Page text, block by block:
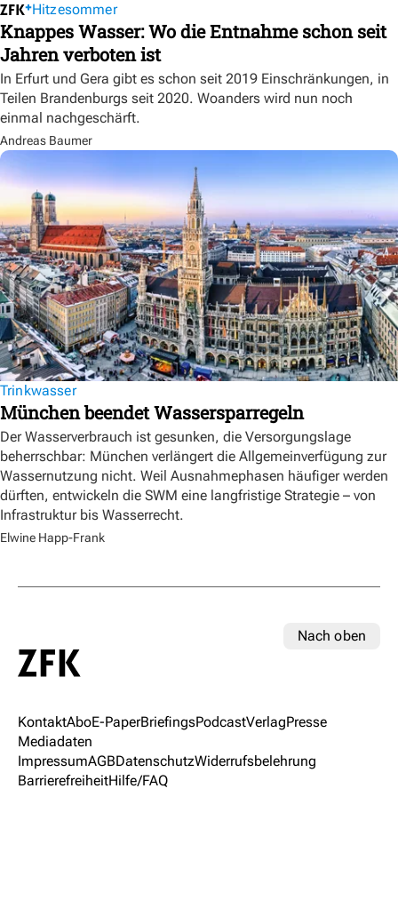
Hitzesommer
Knappes Wasser: Wo die Entnahme schon seit
Jahren verboten ist
In Erfurt und Gera gibt es schon seit 2019 Einschränkungen, in
Teilen Brandenburgs seit 2020. Woanders wird nun noch
einmal nachgeschärft.
Andreas Baumer
Trinkwasser
München beendet Wassersparregeln
Der Wasserverbrauch ist gesunken, die Versorgungslage
beherrschbar: München verlängert die Allgemeinverfügung zur
Wassernutzung nicht. Weil Ausnahmephasen häufiger werden
dürften, entwickeln die SWM eine langfristige Strategie – von
Infrastruktur bis Wasserrecht.
Elwine Happ-Frank
Nach oben
KontaktAboE-PaperBriefingsPodcastVerlagPresse
Mediadaten
ImpressumAGBDatenschutzWiderrufsbelehrung
BarrierefreiheitHilfe/FAQ